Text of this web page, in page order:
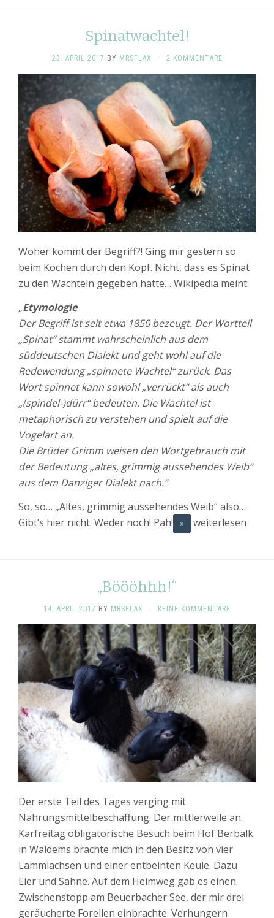
Spinatwachtel!
23. APRIL 2017 BY MRSFLAX · 2 KOMMENTARE
Woher kommt der Begriff?! Ging mir gestern so
beim Kochen durch den Kopf. Nicht, dass es Spinat
zu den Wachteln gegeben hätte… Wikipedia meint:
„Etymologie
Der Begriff ist seit etwa 1850 bezeugt. Der Wortteil
„Spinat“ stammt wahrscheinlich aus dem
süddeutschen Dialekt und geht wohl auf die
Redewendung „spinnete Wachtel“ zurück. Das
Wort spinnet kann sowohl „verrückt“ als auch
„(spindel-)dürr“ bedeuten. Die Wachtel ist
metaphorisch zu verstehen und spielt auf die
Vogelart an.
Die Brüder Grimm weisen den Wortgebrauch mit
der Bedeutung „altes, grimmig aussehendes Weib“
aus dem Danziger Dialekt nach.“
So, so… „Altes, grimmig aussehendes Weib“ also…
Gibt’s hier nicht. Weder noch! Pah!
weiterlesen
„Böööhhh!“
14. APRIL 2017 BY MRSFLAX · KEINE KOMMENTARE
Der erste Teil des Tages verging mit
Nahrungsmittelbeschaffung. Der mittlerweile an
Karfreitag obligatorische Besuch beim Hof Berbalk
in Waldems brachte mich in den Besitz von vier
Lammlachsen und einer entbeinten Keule. Dazu
Eier und Sahne. Auf dem Heimweg gab es einen
Zwischenstopp am Beuerbacher See, der mir drei
geräucherte Forellen einbrachte. Verhungern